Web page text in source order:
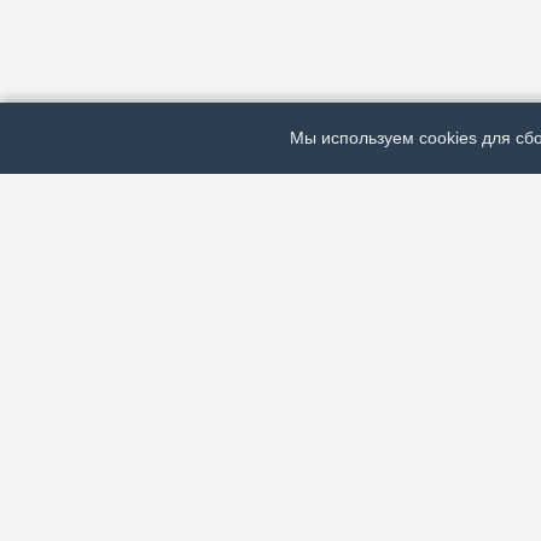
Мы используем cookies для